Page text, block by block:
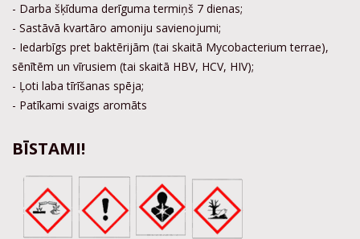
- Darba šķīduma derīguma termiņš 7 dienas;
- Sastāvā kvartāro amoniju savienojumi;
- Iedarbīgs pret baktērijām (tai skaitā Mycobacterium terrae),
sēnītēm un vīrusiem (tai skaitā HBV, HCV, HIV);
- Ļoti laba tīrīšanas spēja;
- Patīkami svaigs aromāts
BĪSTAMI!